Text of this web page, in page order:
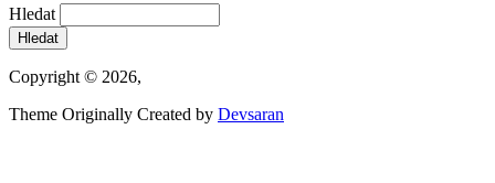
Hledat
Copyright © 2026,
Theme Originally Created by Devsaran